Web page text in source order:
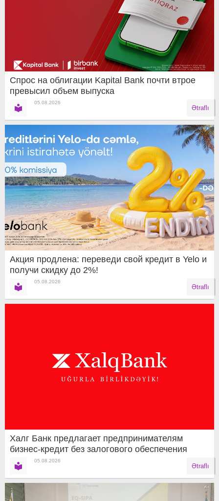
Спрос на облигации Kapital Bank почти втрое
превысил объем выпуска
05.08.2026
Ətraflı
Акция продлена: переведи свой кредит в Yelo и
получи скидку до 2%!
05.08.2026
Ətraflı
Халг Банк предлагает предпринимателям
бизнес-кредит без залогового обеспечения
05.08.2026
Ətraflı